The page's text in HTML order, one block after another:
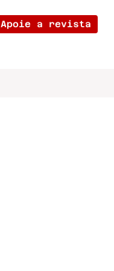
Apoie a revista